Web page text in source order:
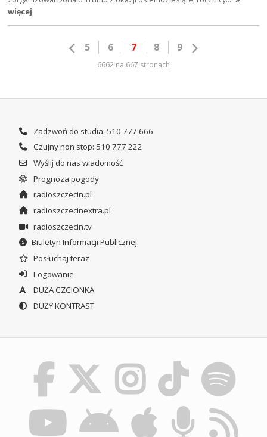
więcej
5 6 7 8 9
6662 na 667 stronach
Zadzwoń do studia: 510 777 666
Czujny non stop: 510 777 222
Wyślij do nas wiadomość
Prognoza pogody
radioszczecin.pl
radioszczecinextra.pl
radioszczecin.tv
Biuletyn Informacji Publicznej
Posłuchaj teraz
Logowanie
DUŻA CZCIONKA
DUŻY KONTRAST